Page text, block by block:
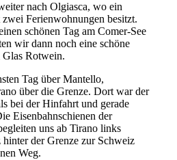
nach Olgiasca, wo ein
Ferienwohnungen besitzt.
schönen Tag am Comer-See
wir dann noch eine schöne
Glas Rotwein.
Tag über Mantello,
über die Grenze. Dort war der
bei der Hinfahrt und gerade
Eisenbahnschienen der
uns ab Tirano links
hinter der Grenze zur Schweiz
Weg.